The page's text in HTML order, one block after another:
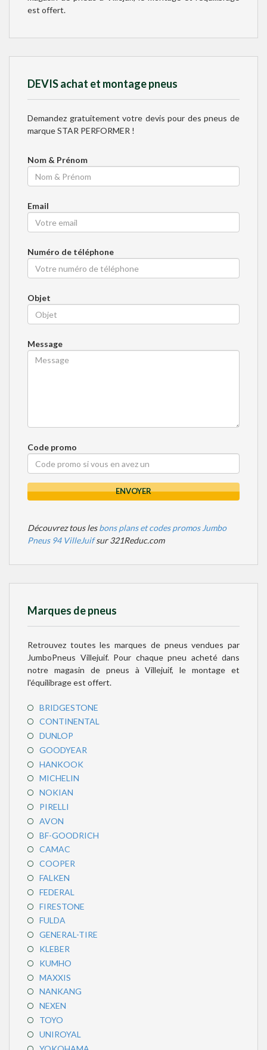
est offert.
DEVIS achat et montage pneus
Demandez gratuitement votre devis pour des pneus de
marqueSTAR PERFORMER !
Nom & Prénom
Email
Numéro de téléphone
Objet
Message
Code promo
ENVOYER
Découvrez tous lesbons plans et codes promos Jumbo
Pneus 94 VilleJuifsur 321Reduc.com
Marques de pneus
Retrouvez toutes les marques de pneus vendues par
JumboPneus Villejuif. Pour chaque pneu acheté dans
notre magasin de pneus à Villejuif, le montage et
l'équilibrage est offert.
BRIDGESTONE
CONTINENTAL
DUNLOP
GOODYEAR
HANKOOK
MICHELIN
NOKIAN
PIRELLI
AVON
BF-GOODRICH
CAMAC
COOPER
FALKEN
FEDERAL
FIRESTONE
FULDA
GENERAL-TIRE
KLEBER
KUMHO
MAXXIS
NANKANG
NEXEN
TOYO
UNIROYAL